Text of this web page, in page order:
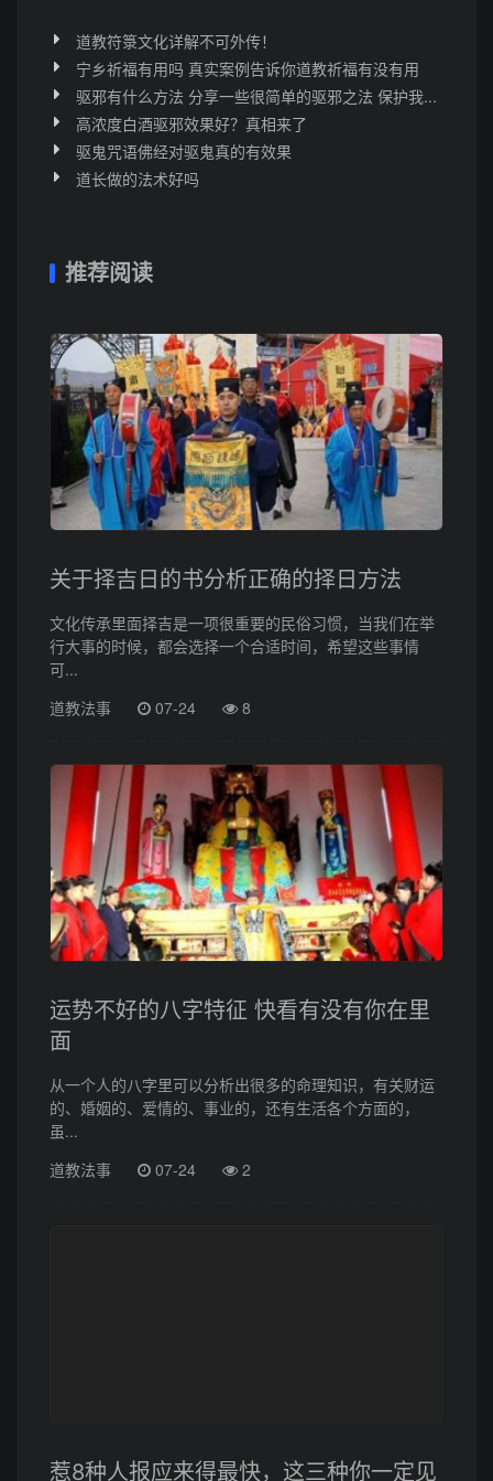
道教符箓文化详解不可外传！
宁乡祈福有用吗 真实案例告诉你道教祈福有没有用
驱邪有什么方法 分享一些很简单的驱邪之法 保护我...
高浓度白酒驱邪效果好？真相来了
驱鬼咒语佛经对驱鬼真的有效果
道长做的法术好吗
推荐阅读
关于择吉日的书分析正确的择日方法
文化传承里面择吉是一项很重要的民俗习惯，当我们在举
行大事的时候，都会选择一个合适时间，希望这些事情
可...
道教法事
07-24 8
运势不好的八字特征 快看有没有你在里
面
从一个人的八字里可以分析出很多的命理知识，有关财运
的、婚姻的、爱情的、事业的，还有生活各个方面的，
虽...
道教法事
07-24 2
惹8种人报应来得最快，这三种你一定见